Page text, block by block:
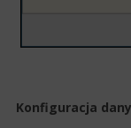
Konfiguracja